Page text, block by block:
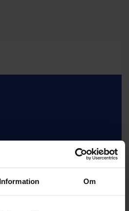
Information Om
Svenska Tennisförbundets
i tennisshopen men
innefatta padelexperter. Idag